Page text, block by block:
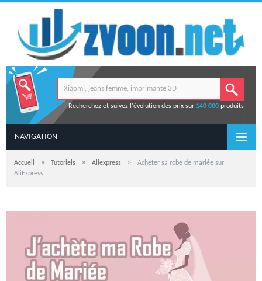
Recherchez et suivez l'évolution des prix sur 140 000produits
NAVIGATION
Accueil » Tutoriels » Aliexpress »
Acheter sa robe de mariée sur
AliExpress